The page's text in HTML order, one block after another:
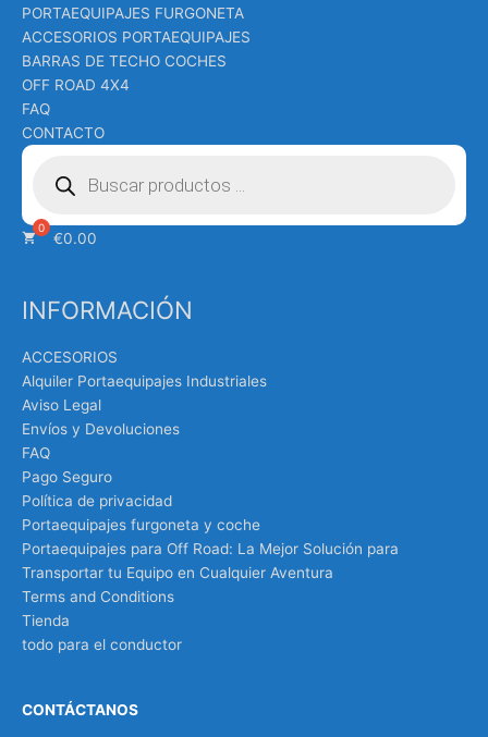
PORTAEQUIPAJES FURGONETA
ACCESORIOS PORTAEQUIPAJES
BARRAS DE TECHO COCHES
OFF ROAD 4X4
FAQ
CONTACTO
Búsqueda
productos
€0.00
INFORMACIÓN
ACCESORIOS
Alquiler Portaequipajes Industriales
Aviso Legal
Envíos y Devoluciones
FAQ
Pago Seguro
Política de privacidad
Portaequipajes furgoneta y coche
Portaequipajes para Off Road: La Mejor Solución para
Transportar tu Equipo en Cualquier Aventura
Terms and Conditions
Tienda
todo para el conductor
CONTÁCTANOS